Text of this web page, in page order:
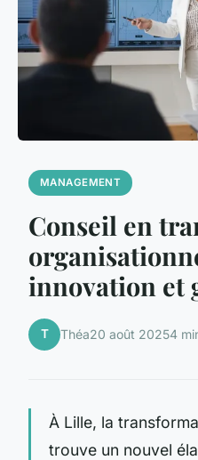
MANAGEMENT
Conseil en
innovation et
T Théa20 août 20254
À Lille, la
trouve un nouvel